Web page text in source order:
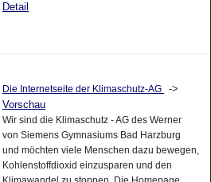
Detail
Die Internetseite der Klimaschutz-AG
->
Vorschau
Wir sind die Klimaschutz - AG des Werner
von Siemens Gymnasiums Bad Harzburg
und möchten viele Menschen dazu bewegen,
Kohlenstoffdioxid einzusparen und den